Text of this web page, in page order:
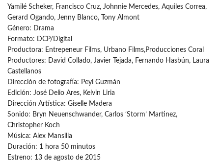
Yamilé Scheker, Francisco Cruz, Johnnie Mercedes, Aquiles Correa,
Gerard Ogando, Jenny Blanco, Tony Almont
Género: Drama
Formato: DCP/Digital
Productora: Entrepeneur Films, Urbano Films,Producciones Coral
Productores: David Collado, Javier Tejada, Fernando Hasbún, Laura
Castellanos
Dirección de fotografía: Peyi Guzmán
Edición: José Delio Ares, Kelvin Liria
Dirección Artística: Giselle Madera
Sonido: Bryn Neuenschwander, Carlos ‘Storm’ Martinez,
Christopher Koch
Música: Alex Mansilla
Duración: 1 hora 50 minutos
Estreno: 13 de agosto de 2015